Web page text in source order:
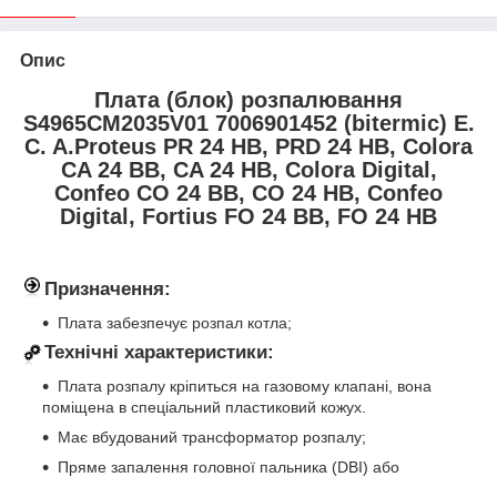
Опис
Плата (блок) розпалювання
S4965CM2035V01 7006901452 (bitermic) E.
C. A.Proteus PR 24 HB, PRD 24 HB, Colora
CA 24 BB, CA 24 HB, Colora Digital,
Confeo CO 24 BB, CO 24 HB, Confeo
Digital, Fortius FO 24 BB, FO 24 HB
Призначення:
Плата забезпечує розпал котла;
Технічні характеристики:
Плата розпалу кріпиться на газовому клапані, вона
поміщена в спеціальний пластиковий кожух.
Має вбудований трансформатор розпалу;
Пряме запалення головної пальника (DBI) або